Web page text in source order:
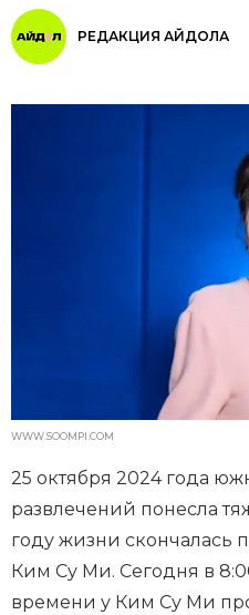
РЕДАКЦИЯ АЙДОЛА
WWW.SOOMPI.COM
25 октября 2024 года
развлечений понесла
году жизни скончалась
Ким Су Ми. Сегодня в
времени у Ким Су Ми